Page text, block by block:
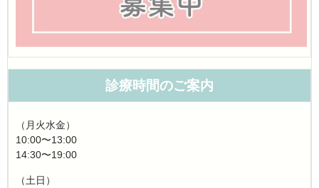
診療時間のご案内
（月火水金）
10:00〜13:00
14:30〜19:00
（土日）